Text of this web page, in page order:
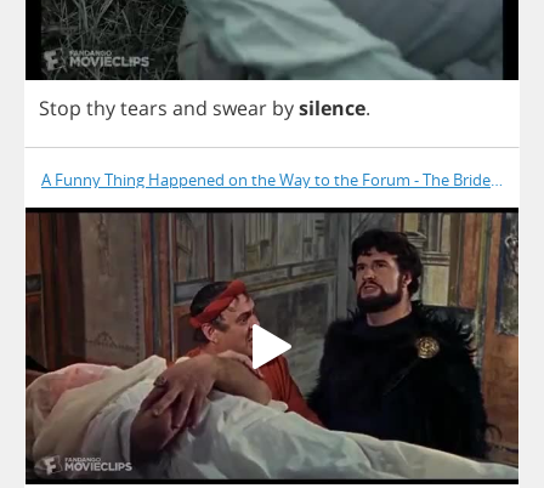
Stop thytears and swear bysilence.
A Funny Thing Happened on the Way to the Forum - The Bride Is